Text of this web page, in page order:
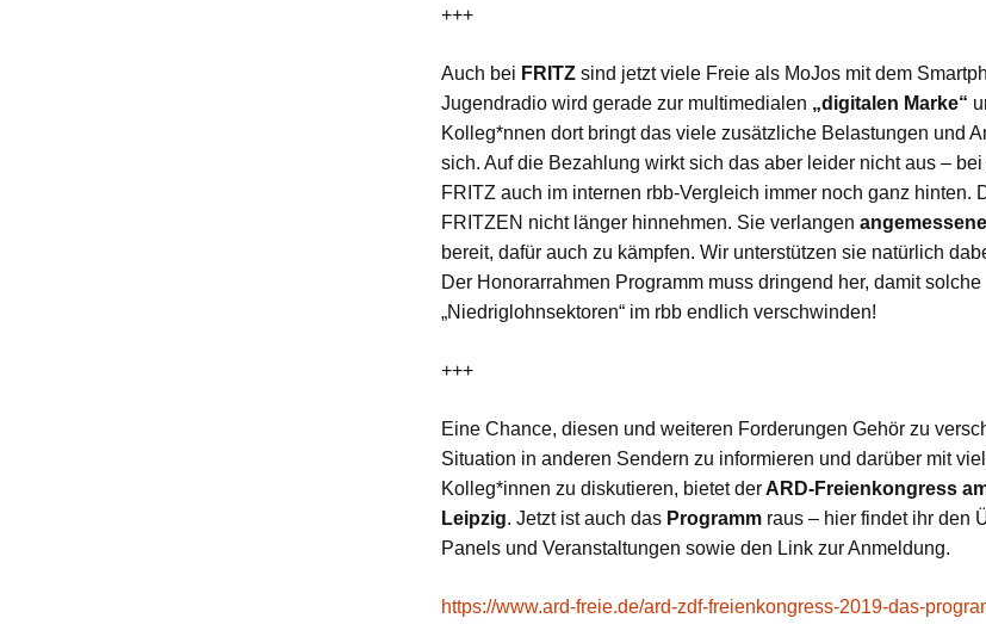
+++
Auch bei FRITZ sind jetzt viele Freie als MoJos mit dem
Jugendradio wird gerade zur multimedialen „digitalen Marke“
Kolleg*nnen dort bringt das viele zusätzliche Belastungen und
sich. Auf die Bezahlung wirkt sich das aber leider nicht aus –
FRITZ auch im internen rbb-Vergleich immer noch ganz hinten.
FRITZEN nicht länger hinnehmen. Sie verlangen
bereit, dafür auch zu kämpfen. Wir unterstützen sie natürlich
Der Honorarrahmen Programm muss dringend her, damit solche
„Niedriglohnsektoren“ im rbb endlich verschwinden!
+++
Eine Chance, diesen und weiteren Forderungen Gehör zu
Situation in anderen Sendern zu informieren und darüber mit
Kolleg*innen zu diskutieren, bietet derARD-Freienkongress
Leipzig. Jetzt ist auch das Programm raus – hier findet ihr den
Panels und Veranstaltungen sowie den Link zur Anmeldung.
https://www.ard-freie.de/ard-zdf-freienkongress-2019-das-